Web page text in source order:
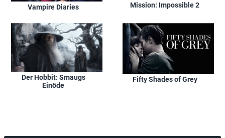
Vampire Diaries Mission: Impossible 2
Der Hobbit: Smaugs
Einöde
Fifty Shades of Grey